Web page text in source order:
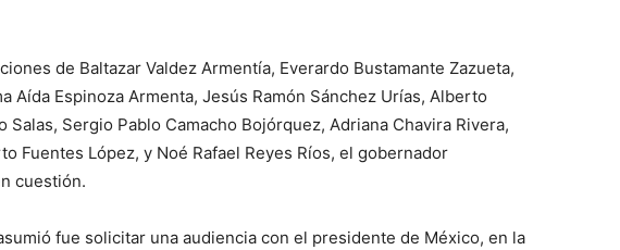
de Baltazar Valdez Armentía, Everardo Bustamante Zazueta,
Aída Espinoza Armenta, Jesús Ramón Sánchez Urías, Alberto
Salas, Sergio Pablo Camacho Bojórquez, Adriana Chavira Rivera,
Fuentes López, y Noé Rafael Reyes Ríos, el gobernador
cuestión.
fue solicitar una audiencia con el presidente de México, en la